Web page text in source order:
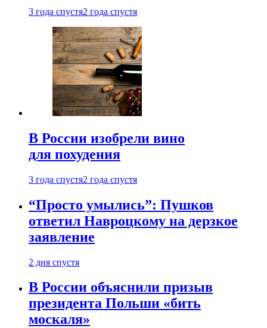
3 года спустя2 года спустя
В России изобрели вино
для похудения
3 года спустя2 года спустя
“Просто умылись”: Пушков
ответил Навроцкому на дерзкое
заявление
2 дня спустя
В России объяснили призыв
президента Польши «бить
москаля»